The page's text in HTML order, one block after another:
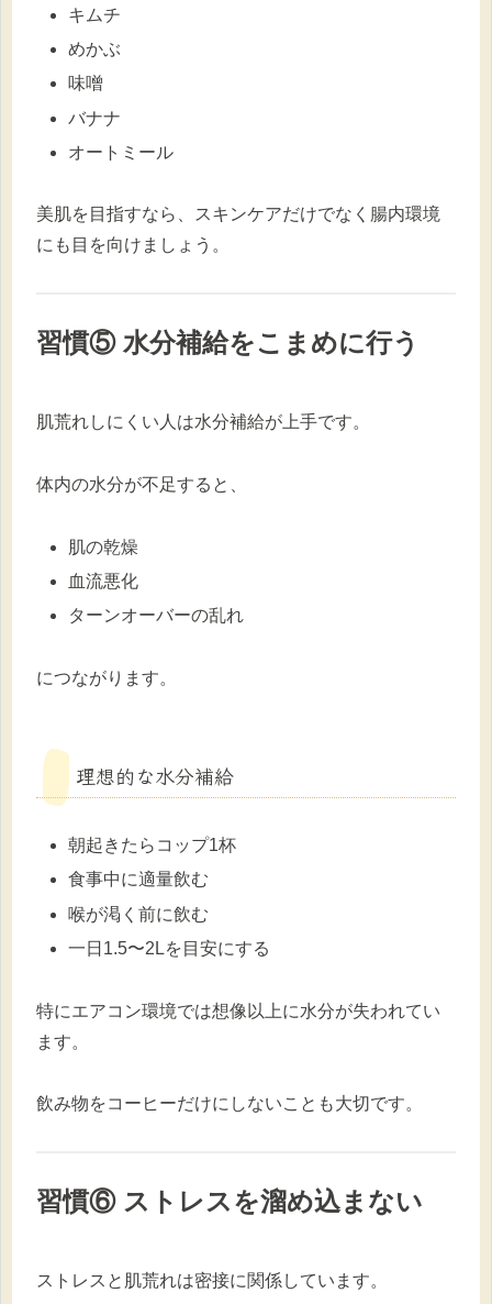
キムチ
めかぶ
味噌
バナナ
オートミール
美肌を目指すなら、スキンケアだけでなく腸内環境
にも目を向けましょう。
習慣⑤ 水分補給をこまめに行う
肌荒れしにくい人は水分補給が上手です。
体内の水分が不足すると、
肌の乾燥
血流悪化
ターンオーバーの乱れ
につながります。
理想的な水分補給
朝起きたらコップ1杯
食事中に適量飲む
喉が渇く前に飲む
一日1.5〜2Lを目安にする
特にエアコン環境では想像以上に水分が失われてい
ます。
飲み物をコーヒーだけにしないことも大切です。
習慣⑥ ストレスを溜め込まない
ストレスと肌荒れは密接に関係しています。